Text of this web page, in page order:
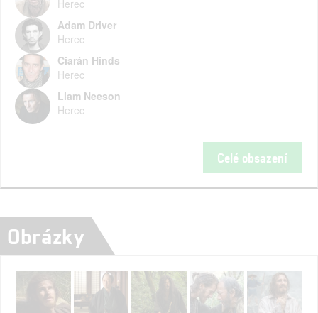
Herec
Adam Driver
Herec
Ciarán Hinds
Herec
Liam Neeson
Herec
Celé obsazení
Obrázky